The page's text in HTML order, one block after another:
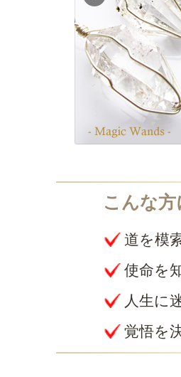
道を模
使命を
人生に
覚悟を